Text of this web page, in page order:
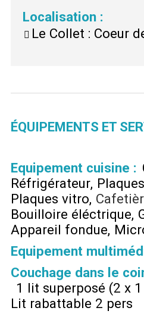
Localisation :
Le Collet : Coeur
ÉQUIPEMENTS ET
Equipement cuisine :
Réfrigérateur
Plaques vitro
Bouilloire éléctrique
Appareil fondue
Equipement
Couchage dans le
1 lit superposé (2 x
Lit rabattable 2 pers